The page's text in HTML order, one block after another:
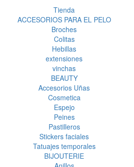
Tienda
ACCESORIOS PARA EL PELO
Broches
Colitas
Hebillas
extensiones
vinchas
BEAUTY
Accesorios Uñas
Cosmetica
Espejo
Peines
Pastilleros
Stickers faciales
Tatuajes temporales
BIJOUTERIE